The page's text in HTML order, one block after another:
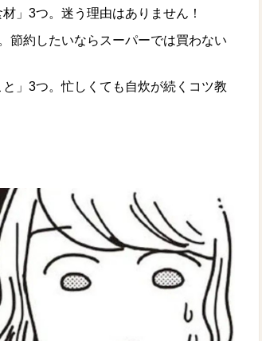
」3つ。迷う理由はありません！
節約したいならスーパーでは買わない
」3つ。忙しくても自炊が続くコツ教